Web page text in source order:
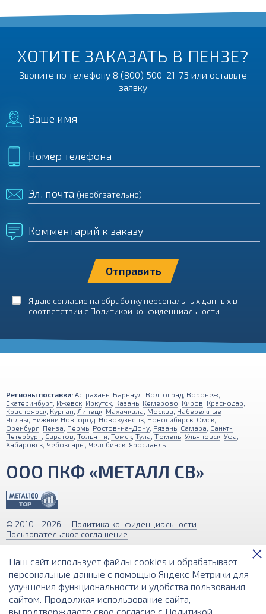
ХОТИТЕ ЗАКАЗАТЬ В ПЕНЗЕ?
Звоните по телефону 8 (800) 500-21-73 или оставьте
заявку
Ваше имя
Номер телефона
Эл. почта (необязательно)
Комментарий к заказу
Я даю согласие на обработку персональных данных в
соответствии с Политикой конфиденциальности
Регионы поставки: Астрахань Барнаул Волгоград Воронеж
Екатеринбург Ижевск Иркутск Казань Кемерово Киров Краснодар
Красноярск Курган Липецк Махачкала Москва Набережные
Челны Нижний Новгород Новокузнецк Новосибирск Омск
Оренбург Пенза Пермь Ростов-на-Дону Рязань Самара Санкт-
Петербург Саратов Тольятти Томск Тула Тюмень Ульяновск Уфа
Хабаровск Чебоксары Челябинск Ярославль
ООО ПКФ «МЕТАЛЛ СВ»
© 2010—2026
Политика конфиденциальности
Пользовательское соглашение
на этом интернет-сайте носит исключительно информационный
характер и ни при каких условиях не является публичной офертой,
определяемой положениями Статьи 437 (2) Гражданского кодекса РФ.
Разработка и поддержка сайта
Наш сайт использует файлы cookies и обрабатывает
персональные данные с помощью Яндекс Метрики для
улучшения функциональности и удобства пользования
сайтом. Продолжая использование сайта,
вы подтверждаете свое согласие с Политикой